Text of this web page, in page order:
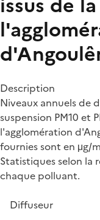
Description
Niveaux annuels de
suspension PM10 et
l'agglomération
fournies sont en μg/
Statistiques selon la
chaque polluant.
Diffuseur